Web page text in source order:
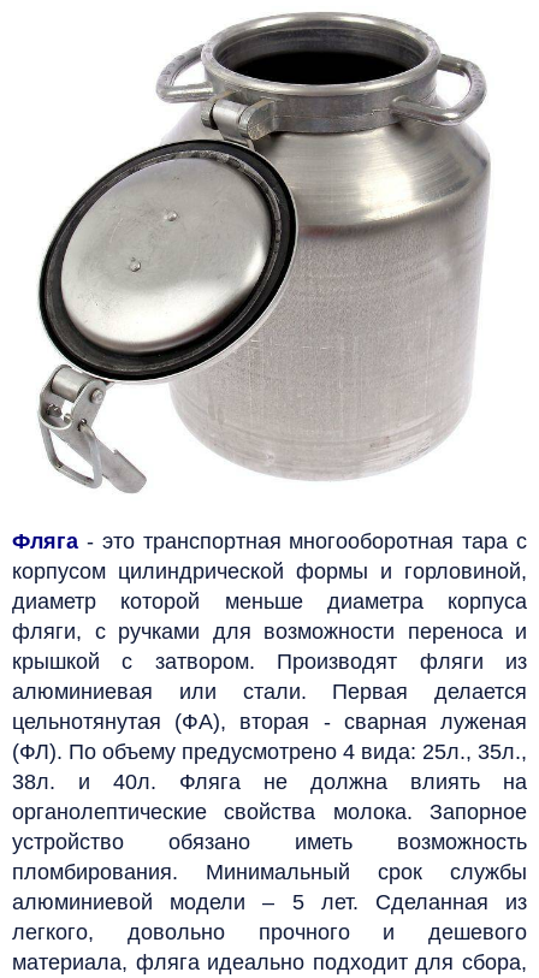
Фляга - это транспортная многооборотная тара с
корпусом цилиндрической формы и горловиной,
диаметр которой меньше диаметра корпуса
фляги, с ручками для возможности переноса и
крышкой с затвором. Производят фляги из
алюминиевая или стали. Первая делается
цельнотянутая (ФА), вторая - сварная луженая
(ФЛ). По объему предусмотрено 4 вида: 25л., 35л.,
38л. и 40л. Фляга не должна влиять на
органолептические свойства молока. Запорное
устройство обязано иметь возможность
пломбирования. Минимальный срок службы
алюминиевой модели – 5 лет.
Сделанная из
легкого, довольно прочного и дешевого
материала, фляга идеально подходит для сбора,